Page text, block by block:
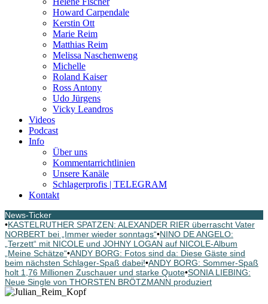
Howard Carpendale
Kerstin Ott
Marie Reim
Matthias Reim
Melissa Naschenweng
Michelle
Roland Kaiser
Ross Antony
Udo Jürgens
Vicky Leandros
Videos
Podcast
Info
Über uns
Kommentarrichtlinien
Unsere Kanäle
Schlagerprofis | TELEGRAM
Kontakt
News-Ticker
•KASTELRUTHER SPATZEN: ALEXANDER RIER überrascht Vater
NORBERT bei „Immer wieder sonntags“•NINO DE ANGELO:
„Terzett“ mit NICOLE und JOHNY LOGAN auf NICOLE-Album
„Meine Schätze“•ANDY BORG: Fotos sind da: Diese Gäste sind
beim nächsten Schlager-Spaß dabei!•ANDY BORG: Sommer-Spaß
holt 1,76 Millionen Zuschauer und starke Quote•SONIA LIEBING:
Neue Single von THORSTEN BRÖTZMANN produziert